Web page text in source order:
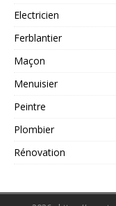
Electricien
Ferblantier
Maçon
Menuisier
Peintre
Plombier
Rénovation